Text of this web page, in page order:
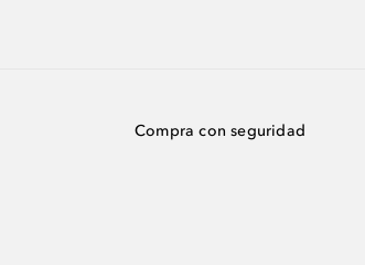
Compra con seguridad